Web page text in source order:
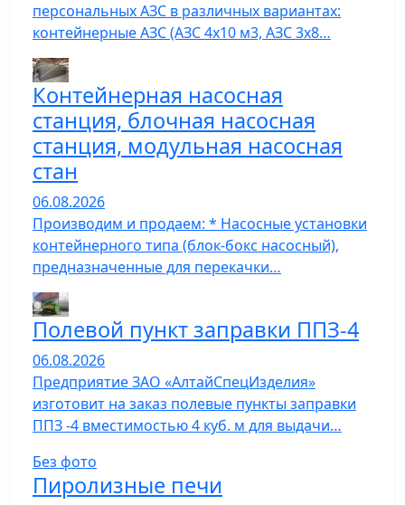
персональных АЗС в различных вариантах:
контейнерные АЗС (АЗС 4х10 м3, АЗС 3х8…
Контейнерная насосная
станция, блочная насосная
станция, модульная насосная
стан
06.08.2026
Производим и продаем: * Насосные установки
контейнерного типа (блок-бокс насосный),
предназначенные для перекачки…
Полевой пункт заправки ППЗ-4
06.08.2026
Предприятие ЗАО «АлтайСпецИзделия»
изготовит на заказ полевые пункты заправки
ППЗ -4 вместимостью 4 куб. м для выдачи…
Без фото
Пиролизные печи